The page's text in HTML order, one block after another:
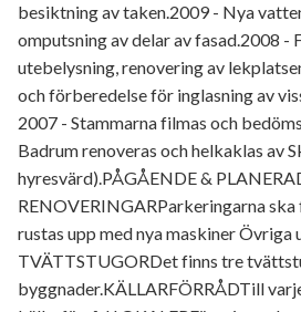
besiktning av taken.2009 - Nya
omputsning av delar av fasad.2008 -
utebelysning, renovering av
och förberedelse för inglasning av
2007 - Stammarna filmas och
Badrum renoveras och helkaklas av
hyresvärd).PÅGÅENDE &
RENOVERINGARParkeringarna
rustas upp med nya maskiner Övriga
TVÄTTSTUGORDet finns tre
byggnader.KÄLLARFÖRRÅDTill